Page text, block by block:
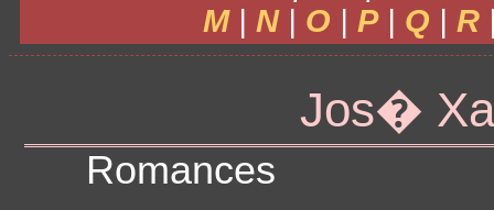
M| N| O | P| Q | R
Jos�
Romances